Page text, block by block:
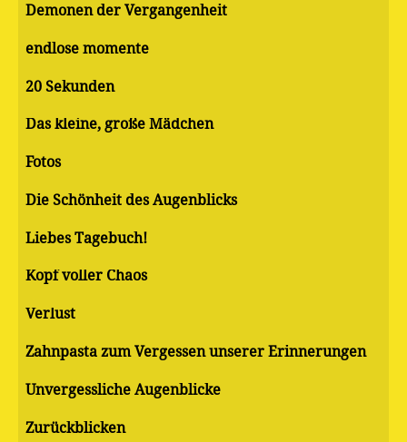
Demonen der Vergangenheit
endlose momente
20 Sekunden
Das kleine, große Mädchen
Fotos
Die Schönheit des Augenblicks
Liebes Tagebuch!
Kopf voller Chaos
Verlust
Zahnpasta zum Vergessen unserer Erinnerungen
Unvergessliche Augenblicke
Zurückblicken